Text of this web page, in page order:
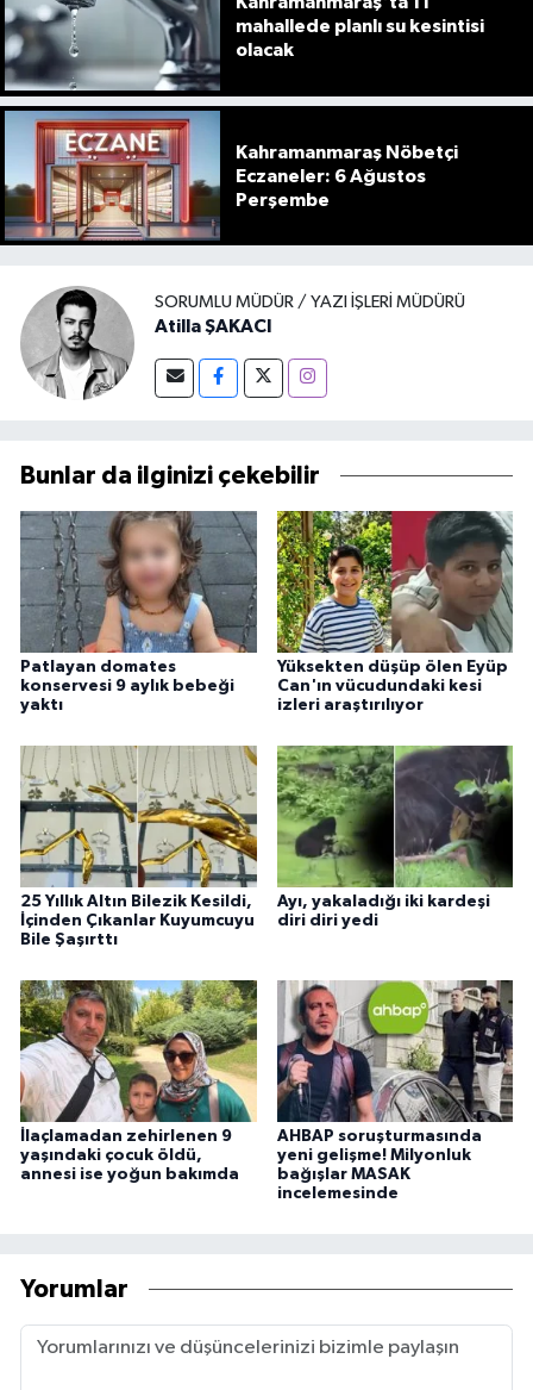
mahallede planlı su kesintisi
olacak
Kahramanmaraş Nöbetçi
Eczaneler: 6 Ağustos
Perşembe
SORUMLU MÜDÜR / YAZI İŞLERI MÜDÜRÜ
Atilla ŞAKACI
Bunlar da ilginizi çekebilir
Patlayan domates
konservesi 9 aylık bebeği
yaktı
Yüksekten düşüp ölen Eyüp
Can'ın vücudundaki kesi
izleri araştırılıyor
25 Yıllık Altın Bilezik Kesildi,
İçinden Çıkanlar Kuyumcuyu
Bile Şaşırttı
Ayı, yakaladığı iki kardeşi
diri diri yedi
İlaçlamadan zehirlenen 9
yaşındaki çocuk öldü,
annesi ise yoğun bakımda
AHBAP soruşturmasında
yeni gelişme! Milyonluk
bağışlar MASAK
incelemesinde
Yorumlar